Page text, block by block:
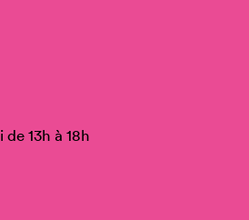
13h à 18h